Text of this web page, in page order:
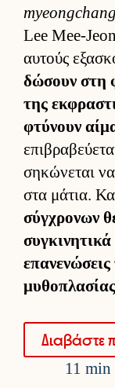
myeongchang
Lee Mee-
αυ­τούς
δώσουν στη
της
φτύνουν
σηκώνεται
στα μάτια.
σύγ­χρονων
συγκινητικά
μυθοπλασίας
Δια­βάστε
11 min